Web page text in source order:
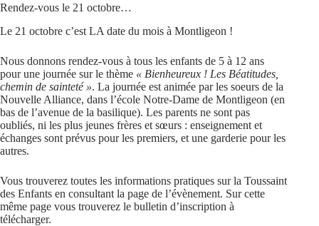
Rendez-vous le 21 octobre…
Le 21 octobre c’est LA date du mois à Montligeon !
Nous donnons rendez-vous à tous les enfants de 5 à 12 ans
pour une journée sur le thème « Bienheureux ! Les Béatitudes,
chemin de sainteté ». La journée est animée par les soeurs de la
Nouvelle Alliance, dans l’école Notre-Dame de Montligeon (en
bas de l’avenue de la basilique). Les parents ne sont pas
oubliés, ni les plus jeunes frères et sœurs : enseignement et
échanges sont prévus pour les premiers, et une garderie pour les
autres.
Vous trouverez toutes les informations pratiques sur la Toussaint
des Enfants en consultant la page de l’évènement. Sur cette
même page vous trouverez le bulletin d’inscription à
télécharger.